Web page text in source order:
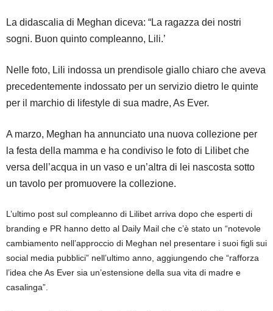
La didascalia di Meghan diceva: “La ragazza dei nostri
sogni. Buon quinto compleanno, Lili.’
Nelle foto, Lili indossa un prendisole giallo chiaro che aveva
precedentemente indossato per un servizio dietro le quinte
per il marchio di lifestyle di sua madre, As Ever.
A marzo, Meghan ha annunciato una nuova collezione per
la festa della mamma e ha condiviso le foto di Lilibet che
versa dell’acqua in un vaso e un’altra di lei nascosta sotto
un tavolo per promuovere la collezione.
L’ultimo post sul compleanno di Lilibet arriva dopo che esperti di
branding e PR hanno detto al Daily Mail che c’è stato un “notevole
cambiamento nell’approccio di Meghan nel presentare i suoi figli sui
social media pubblici” nell’ultimo anno, aggiungendo che “rafforza
l’idea che As Ever sia un’estensione della sua vita di madre e
casalinga”.